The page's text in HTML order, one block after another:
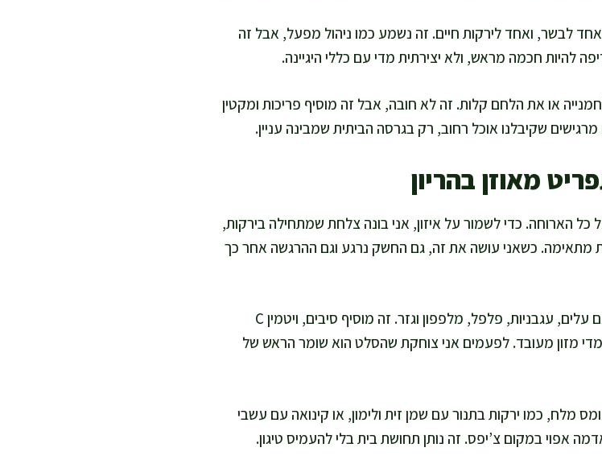
לבשר, ואחד לירקות חיים. זה נשמע כמו ניהול מפעל, אבל זה
להיות חכמה מראש, ולא יצירתית מדי עם כללי היגיינה.
או את הלחם קלות. זה לא חובה, אבל זה מוסיף פריכות ומקטין
שקיבלנו אוכל רחוב, רק בגרסה הביתית שמבינה עניין.
מאוזן בהריון
כל הארוחה. כדי לשמור על איזון, אני בונה צלחת שמתחילה בירקות,
כשאני עושה את זה, גם החשק נרגע וגם ההרגשה אחר כך
החלק הירוק הוא הטריק האהוב עליי: סלט גדול עם עלים, עגבניות, פלפל, מלפפון וגזר. זה מוסיף סיבים, ויטמין C
מדי מזון מעובד. לפעמים אני צוחקת שהסלט הוא שומר הראש של
מלח, כמו ירקות בתנור עם שמן זית ולימון, או קינואה עם עשבי
אפוי במקום צ’יפס. זה נותן תחושת בית בלי להעמיס טיגון.